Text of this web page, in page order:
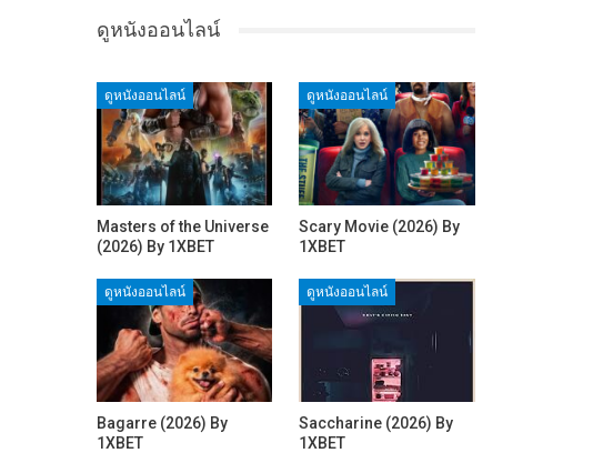
ดูหนังออนไลน์
ดูหนังออนไลน์
Masters of the Universe
(2026) By 1XBET
ดูหนังออนไลน์
Scary Movie (2026) By
1XBET
ดูหนังออนไลน์
Bagarre (2026) By
1XBET
ดูหนังออนไลน์
Saccharine (2026) By
1XBET